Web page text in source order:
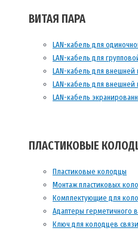
ВИТАЯ ПАРА
LAN-кабель для
LAN-кабель для
LAN-кабель для внешней
LAN-кабель для внешней
LAN-кабель
ПЛАСТИКОВЫЕ
Пластиковые колодцы
Монтаж пластиковых
Комплектующие для
Адаптеры герметичного
Ключ для колодцев